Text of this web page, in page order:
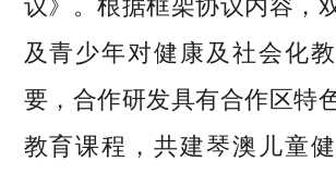
议》。根据框架协议内容，
及青少年对健康及社会化
要，合作研发具有合作区特
教育课程，共建琴澳儿童